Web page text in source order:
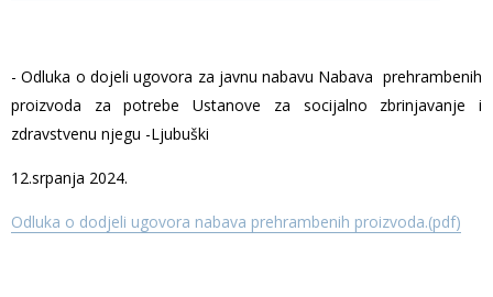
- Odluka o dojeli ugovora za javnu nabavu Nabava prehrambenih
proizvoda za potrebe Ustanove za socijalno zbrinjavanje i
zdravstvenu njegu -Ljubuški
12.srpanja 2024.
Odluka o dodjeli ugovora nabava prehrambenih proizvoda.(pdf)